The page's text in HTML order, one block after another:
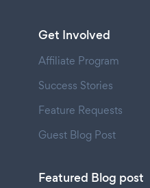
Get Involved
Affiliate Program
Success Stories
Feature Requests
Guest Blog Post
Featured Blog post